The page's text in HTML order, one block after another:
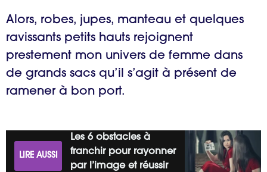
Alors, robes, jupes, manteau et quelques
ravissants petits hauts rejoignent
prestement mon univers de femme dans
de grands sacs qu’il s’agit à présent de
ramener à bon port.
LIRE AUSSI
Les 6 obstacles à
franchir pour rayonner
par l’image et réussir